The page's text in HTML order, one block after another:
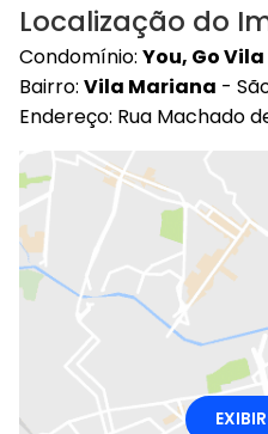
Localização do
Condomínio: You, Go
Bairro: Vila Mariana -
Endereço: Rua Machado